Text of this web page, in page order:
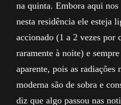
na quinta. Embora aqui
nesta residência ele esteja
accionado (1 a 2 vezes por
raramente à noite) e
aparente, pois as radiações
moderna são de sobra e
diz que algo passou nas